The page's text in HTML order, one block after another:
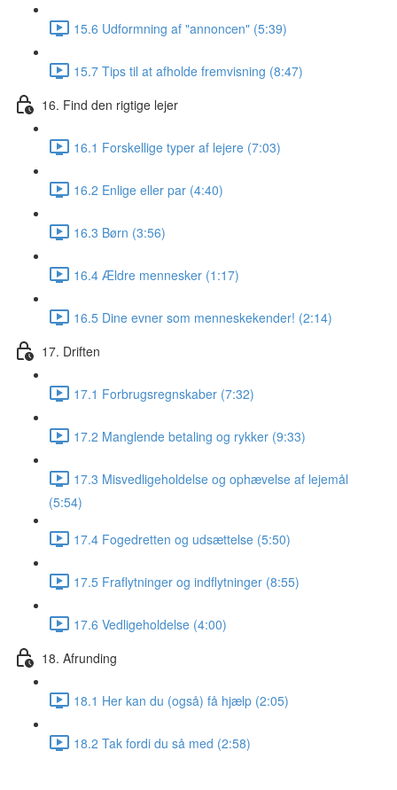
15.6 Udformning af "annoncen" (5:39)
15.7 Tips til at afholde fremvisning (8:47)
16. Find den rigtige lejer
16.1 Forskellige typer af lejere (7:03)
16.2 Enlige eller par (4:40)
16.3 Børn (3:56)
16.4 Ældre mennesker (1:17)
16.5 Dine evner som menneskekender! (2:14)
17. Driften
17.1 Forbrugsregnskaber (7:32)
17.2 Manglende betaling og rykker (9:33)
17.3 Misvedligeholdelse og ophævelse af lejemål
(5:54)
17.4 Fogedretten og udsættelse (5:50)
17.5 Fraflytninger og indflytninger (8:55)
17.6 Vedligeholdelse (4:00)
18. Afrunding
18.1 Her kan du (også) få hjælp (2:05)
18.2 Tak fordi du så med (2:58)